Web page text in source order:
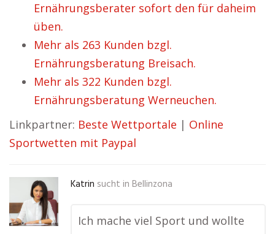
Ernährungsberater sofort den für daheim
üben.
Mehr als 263 Kunden bzgl.
Ernährungsberatung Breisach.
Mehr als 322 Kunden bzgl.
Ernährungsberatung Werneuchen.
Linkpartner: Beste Wettportale | Online
Sportwetten mit Paypal
Katrin sucht in Bellinzona
Ich mache viel Sport und wollte